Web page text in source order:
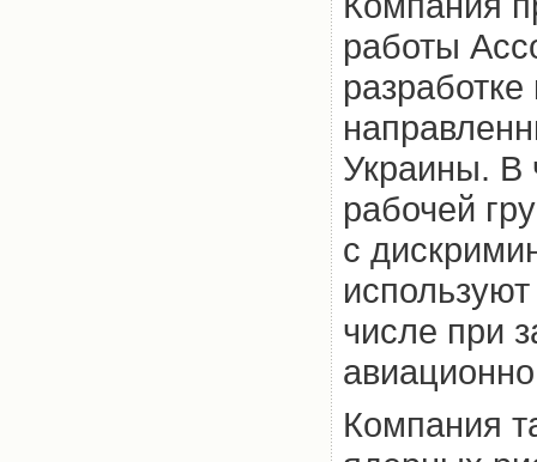
работы
Украины. В
рабочей
с
числе при
Компания